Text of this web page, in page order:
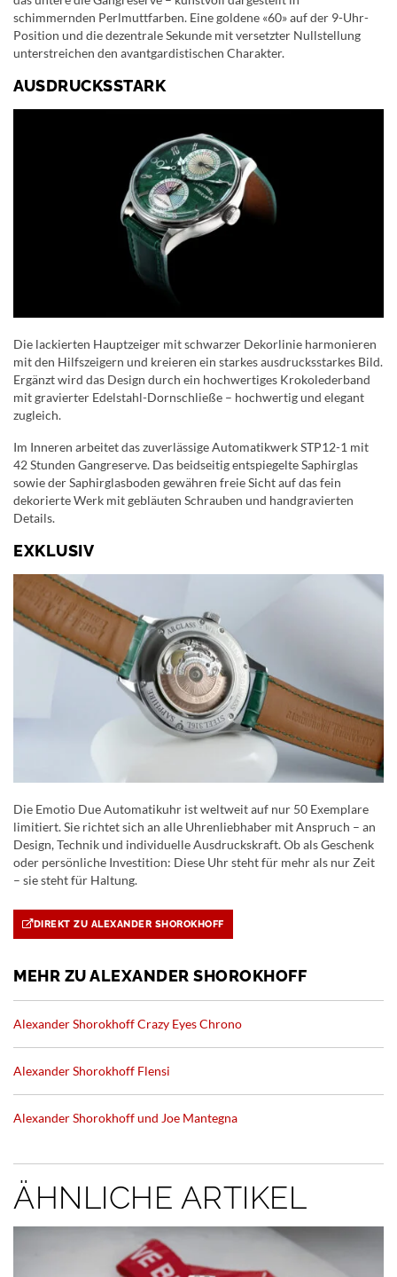
schimmernden Perlmuttfarben. Eine goldene «60» auf der 9-Uhr-
Position und die dezentrale Sekunde mit versetzter Nullstellung
unterstreichen den avantgardistischen Charakter.
AUSDRUCKSSTARK
Die lackierten Hauptzeiger mit schwarzer Dekorlinie harmonieren
mit den Hilfszeigern und kreieren ein starkes ausdrucksstarkes Bild.
Ergänzt wird das Design durch ein hochwertiges Krokolederband
mit gravierter Edelstahl-Dornschließe – hochwertig und elegant
zugleich.
Im Inneren arbeitet das zuverlässige Automatikwerk STP12-1 mit
42 Stunden Gangreserve. Das beidseitig entspiegelte Saphirglas
sowie der Saphirglasboden gewähren freie Sicht auf das fein
dekorierte Werk mit gebläuten Schrauben und handgravierten
Details.
EXKLUSIV
Die Emotio Due Automatikuhr ist weltweit auf nur 50 Exemplare
limitiert. Sie richtet sich an alle Uhrenliebhaber mit Anspruch – an
Design, Technik und individuelle Ausdruckskraft. Ob als Geschenk
oder persönliche Investition: Diese Uhr steht für mehr als nur Zeit
– sie steht für Haltung.
DIREKT ZU ALEXANDER SHOROKHOFF
MEHR ZU ALEXANDER SHOROKHOFF
Alexander Shorokhoff Crazy Eyes Chrono
Alexander Shorokhoff Flensi
Alexander Shorokhoff und Joe Mantegna
ÄHNLICHE ARTIKEL